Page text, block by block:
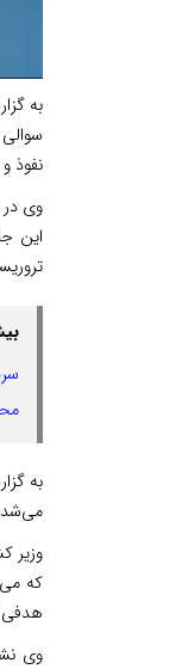
به
نفوذ
وی در
این
به
وزیر
که
وی